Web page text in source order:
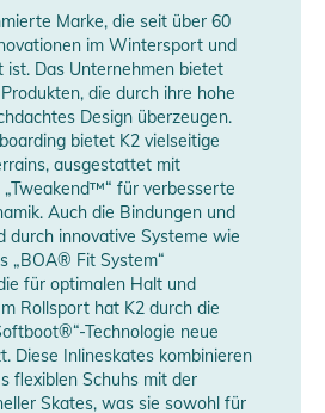
Länge
(cm)
US Kinder
Größen
- 20,5
11Y - 2
- 23
1-5
- 25,5 4-8
Speed Lacing System
ABEC 3
72mm
2026
Herstellerangaben
anzeigen
Marke, die seit über 60
im Wintersport und
ist. Das Unternehmen bietet
die durch ihre hohe
Design überzeugen.
bietet K2 vielseitige
ausgestattet mit
für verbesserte
Auch die Bindungen und
durch innovative Systeme wie
„BOA® Fit System“
für optimalen Halt und
Rollsport hat K2 durch die
Technologie neue
Diese Inlineskates kombinieren
flexiblen Schuhs mit der
Skates, was sie sowohl für